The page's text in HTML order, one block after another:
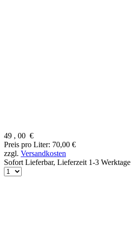
49 , 00 €
Preis pro Liter: 70,00 €
zzgl. Versandkosten
Sofort Lieferbar, Lieferzeit 1-3 Werktage